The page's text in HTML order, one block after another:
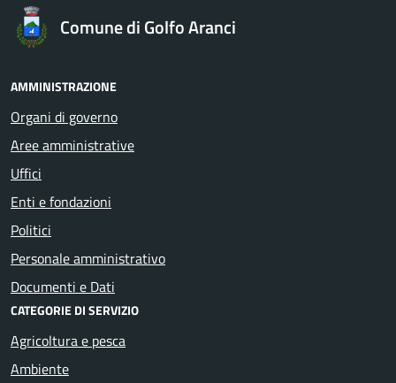
Comune di Golfo Aranci
AMMINISTRAZIONE
Organi di governo
Aree amministrative
Uffici
Enti e fondazioni
Politici
Personale amministrativo
Documenti e Dati
CATEGORIE DI SERVIZIO
Agricoltura e pesca
Ambiente